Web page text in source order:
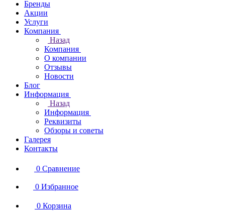
Бренды
Акции
Услуги
Компания
Назад
Компания
О компании
Отзывы
Новости
Блог
Информация
Назад
Информация
Реквизиты
Обзоры и советы
Галерея
Контакты
0 Сравнение
0 Избранное
0 Корзина